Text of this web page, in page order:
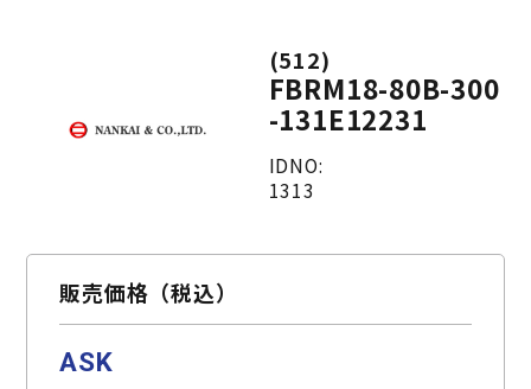
(512)
FBRM18-80B-300
-131E12231
IDNO:
1313
販売価格（税込）
ASK